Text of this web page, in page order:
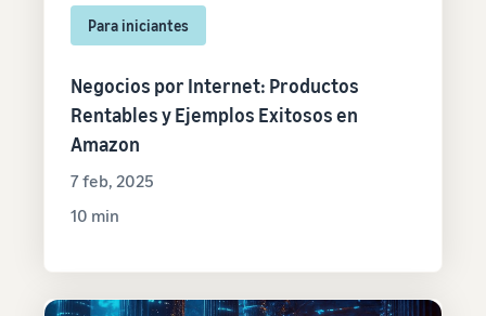
Para iniciantes
Negocios por Internet: Productos
Rentables y Ejemplos Exitosos en
Amazon
7 feb, 2025
10 min